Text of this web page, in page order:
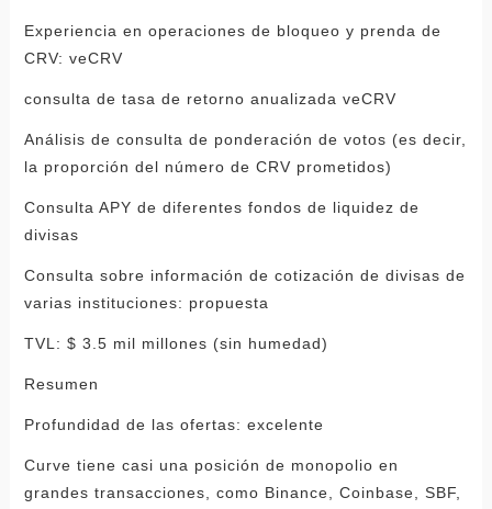
Experiencia en operaciones de bloqueo y prenda de
CRV: veCRV
consulta de tasa de retorno anualizada veCRV
Análisis de consulta de ponderación de votos (es decir,
la proporción del número de CRV prometidos)
Consulta APY de diferentes fondos de liquidez de
divisas
Consulta sobre información de cotización de divisas de
varias instituciones: propuesta
TVL: $ 3.5 mil millones (sin humedad)
Resumen
Profundidad de las ofertas: excelente
Curve tiene casi una posición de monopolio en
grandes transacciones, como Binance, Coinbase, SBF,